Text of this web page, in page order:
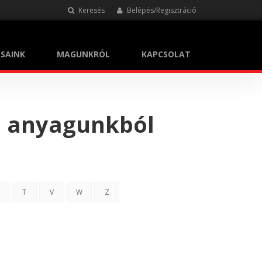
Keresés Belépés/Regisztráció
MAGUNKRÓL KAPCSOLAT
T V W Z